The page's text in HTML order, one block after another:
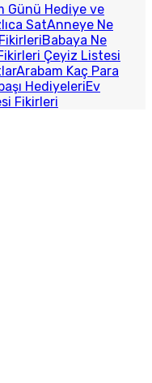
Günü Hediye ve
SatAnneye Ne
Babaya Ne
Çeyiz Listesi
Arabam Kaç Para
HediyeleriEv
Fikirleri